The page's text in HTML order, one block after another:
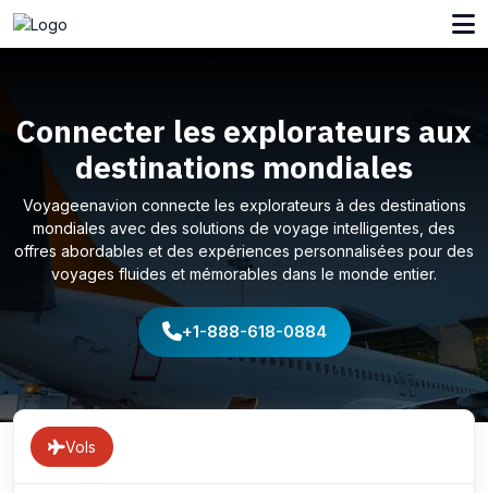
Connecter les explorateurs aux
destinations mondiales
Voyageenavion connecte les explorateurs à des destinations
mondiales avec des solutions de voyage intelligentes, des
offres abordables et des expériences personnalisées pour des
voyages fluides et mémorables dans le monde entier.
+1-888-618-0884
Vols